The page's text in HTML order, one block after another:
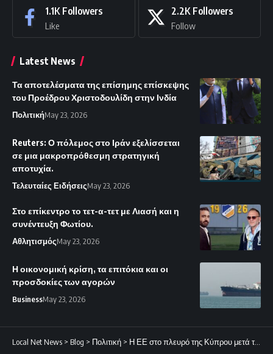
1.1K Followers
Like
2.2K Followers
Follow
Latest News
Τα αποτελέσματα της επίσημης επίσκεψης
του Προέδρου Χριστοδουλίδη στην Ινδία
ΠολιτικήMay 23, 2026
Reuters: Ο πόλεμος στο Ιράν εξελίσσεται
σε μια μακροπρόθεσμη στρατηγική
αποτυχία.
Τελευταίες ΕιδήσειςMay 23, 2026
Στο επίκεντρο το τετ-α-τετ με Λιασή και η
συνέντευξη Φωτίου.
ΑθλητισμόςMay 23, 2026
Η οικονομική κρίση, τα επιτόκια και οι
προσδοκίες των αγορών
BusinessMay 23, 2026
Local Net News > Blog > Πολιτική > Η ΕΕ στο πλευρό της Κύπρου μετά το επεισόδιο στο Ακρωτήρι.